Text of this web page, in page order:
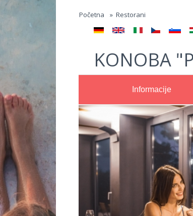
Početna » Restorani
KONOBA
Informacije